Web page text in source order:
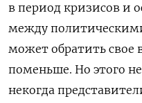
в период кризисов и
между
может обратить свое
поменьше. Но этого
некогда